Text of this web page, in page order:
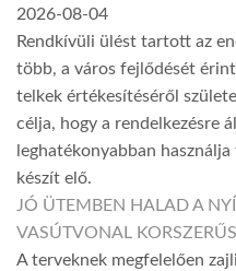
2026-08-04
Rendkívüli ülést tartott az
több, a város fejlődését
telkek értékesítéséről
célja, hogy a rendelkezésre
leghatékonyabban
készít elő.
JÓ ÜTEMBEN HALAD A
VASÚTVONAL
A terveknek megfelelően